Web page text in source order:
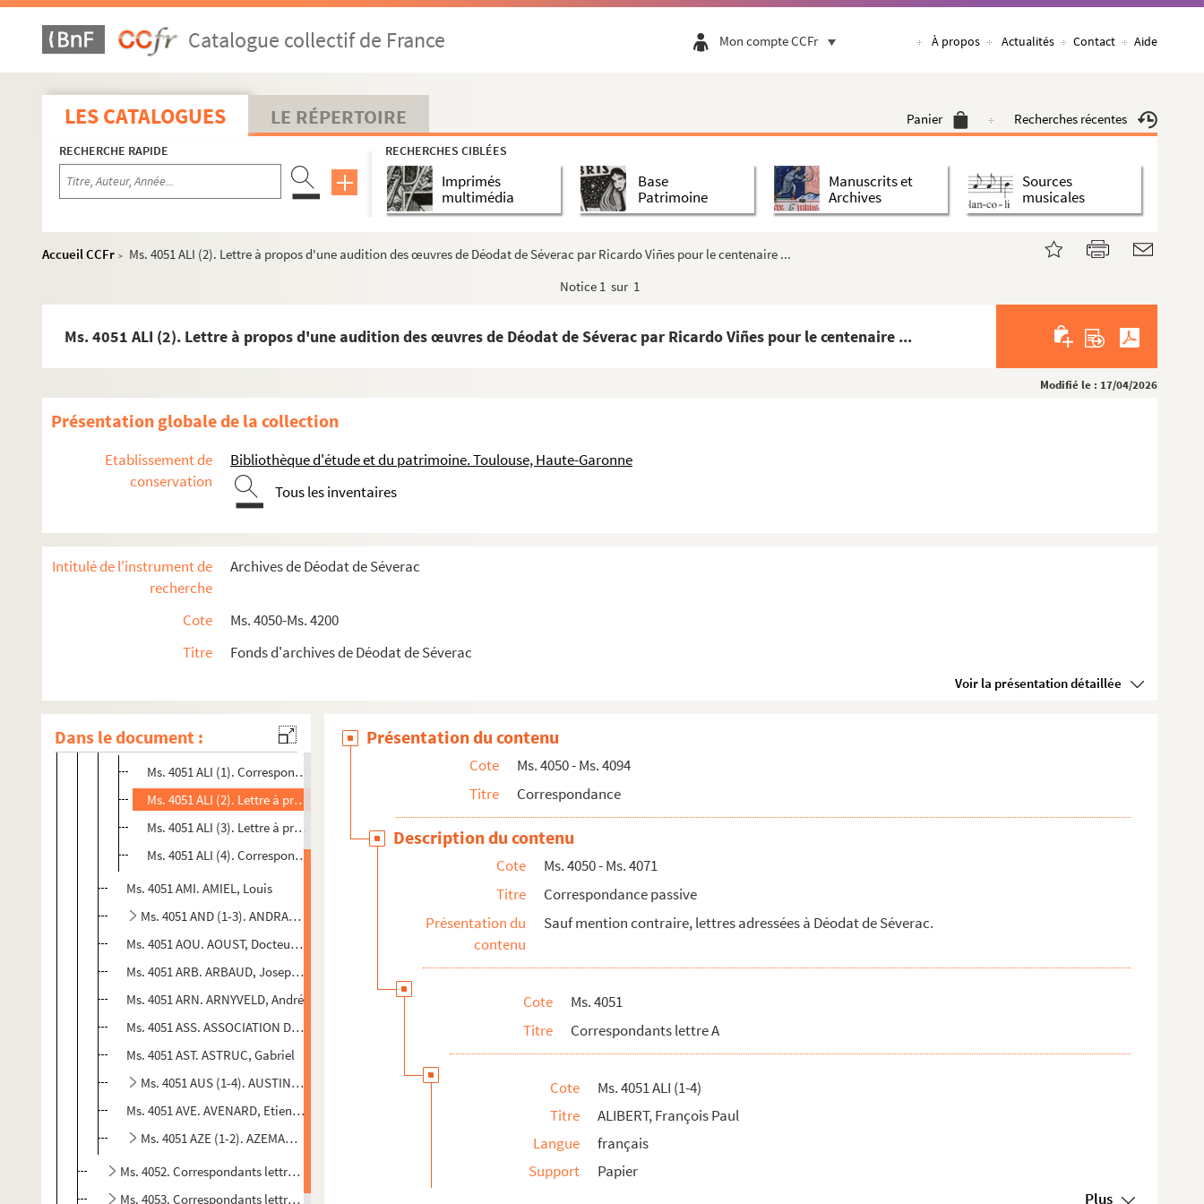
Catalogue collectif de France Mon compte CCFr À propos Actualités Contact Aide
LES CATALOGUES LE RÉPERTOIRE Panier Recherches récentes
RECHERCHE RAPIDE RECHERCHES CIBLÉES
Imprimés
multimédia
Base
Patrimoine
Manuscrits et
Archives
Sources
musicales
Accueil CCFr >
Ms. 4051 ALI (2). Lettre à propos d'une audition des œuvres de Déodat de Séverac par Ricardo Viñes pour le centenaire ...
Notice 1 sur 1
Ms. 4051 ALI (2). Lettre à propos d'une audition des œuvres de Déodat de Séverac par Ricardo Viñes pour le centenaire ...
Modifié le : 17/04/2026
Présentation globale de la collection
Etablissement de
conservation
Bibliothèque d'étude et du patrimoine. Toulouse, Haute-Garonne
Tous les inventaires
Intitulé de l'instrument de
recherche
Archives de Déodat de Séverac
Cote
Ms. 4050-Ms. 4200
Titre
Fonds d'archives de Déodat de Séverac
Voir la présentation détaillée
Dans le document :
Ms. 4050 - Ms. 4094. Correspondance
Ms. 4050 - Ms. 4071. Correspondance passive
Ms. 4050. Correspondances anonymes
Ms. 4051 AIC. AICARD, Albert
Ms. 4051 ALI (1-4). ALIBERT, François Paul
Ms. 4051 ALI (1). Correspondance au sujet de la création d'un potentiel ballet-pantomime à Orange
Ms. 4051 ALI (2). Lettre à propos d'une audition des œuvres de Déodat de Séverac par Ricardo Viñes pour le centenaire ...
Ms. 4051 ALI (3). Lettre à propos de la cantatrice Rollan-Mauger
Ms. 4051 ALI (4). Correspondance personnelle
Ms. 4051 AMI. AMIEL, Louis
Ms. 4051 AND (1-3). ANDRAUD, Paul
Ms. 4051 AOU. AOUST, Docteur J.
Ms. 4051 ARB. ARBAUD, Joseph d'
Ms. 4051 ARN. ARNYVELD, André
Ms. 4051 ASS. ASSOCIATION DES CONCERTS ALFRED-CORTOT
Ms. 4051 AST. ASTRUC, Gabriel
Ms. 4051 AUS (1-4). AUSTIN, Stéphane
Ms. 4051 AVE. AVENARD, Etienne
Ms. 4051 AZE (1-2). AZEMAR, Eugène
Ms. 4052. Correspondants lettre B
Ms. 4053. Correspondants lettre C
Présentation du contenu
Cote
Ms. 4050 - Ms. 4094
Titre
Correspondance
Description du contenu
Cote
Ms. 4050 - Ms. 4071
Titre
Correspondance passive
Présentation du
contenu
Sauf mention contraire, lettres adressées à Déodat de Séverac.
Cote
Ms. 4051
Titre
Correspondants lettre A
Cote
Ms. 4051 ALI (1-4)
Titre
ALIBERT, François Paul
Langue
français
Support
Papier
Plus